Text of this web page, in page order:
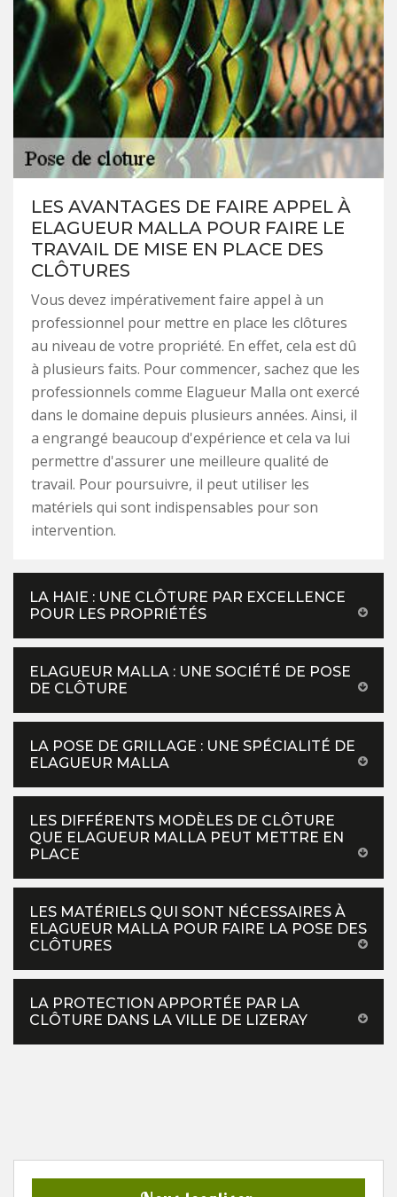
LES AVANTAGES DE FAIRE APPEL À
ELAGUEUR MALLA POUR FAIRE LE
TRAVAIL DE MISE EN PLACE DES
CLÔTURES
Vous devez impérativement faire appel à un
professionnel pour mettre en place les clôtures
au niveau de votre propriété. En effet, cela est dû
à plusieurs faits. Pour commencer, sachez que les
professionnels comme Elagueur Malla ont exercé
dans le domaine depuis plusieurs années. Ainsi, il
a engrangé beaucoup d'expérience et cela va lui
permettre d'assurer une meilleure qualité de
travail. Pour poursuivre, il peut utiliser les
matériels qui sont indispensables pour son
intervention.
LA HAIE : UNE CLÔTURE PAR EXCELLENCE
POUR LES PROPRIÉTÉS
ELAGUEUR MALLA : UNE SOCIÉTÉ DE POSE
DE CLÔTURE
LA POSE DE GRILLAGE : UNE SPÉCIALITÉ DE
ELAGUEUR MALLA
LES DIFFÉRENTS MODÈLES DE CLÔTURE
QUE ELAGUEUR MALLA PEUT METTRE EN
PLACE
LES MATÉRIELS QUI SONT NÉCESSAIRES À
ELAGUEUR MALLA POUR FAIRE LA POSE DES
CLÔTURES
LA PROTECTION APPORTÉE PAR LA
CLÔTURE DANS LA VILLE DE LIZERAY